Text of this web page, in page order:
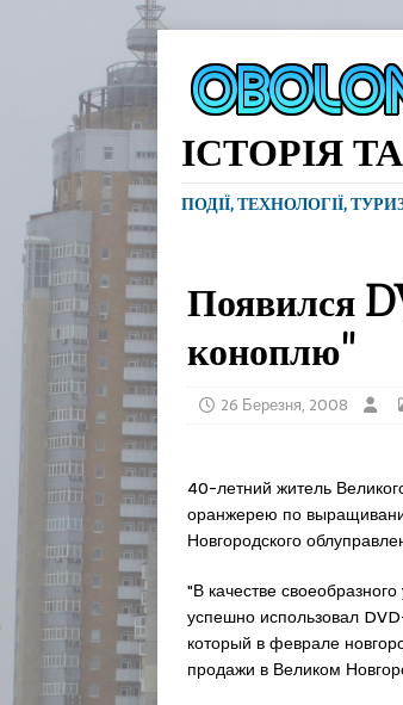
ІСТОРІЯ
ПОДІЇ, ТЕХНОЛОГІЇ,
Появился
коноплю"
26 Березня, 2008
40-летний житель
оранжерею по
Новгородского
"В качестве
успешно использовал
который в феврале
продажи в Великом